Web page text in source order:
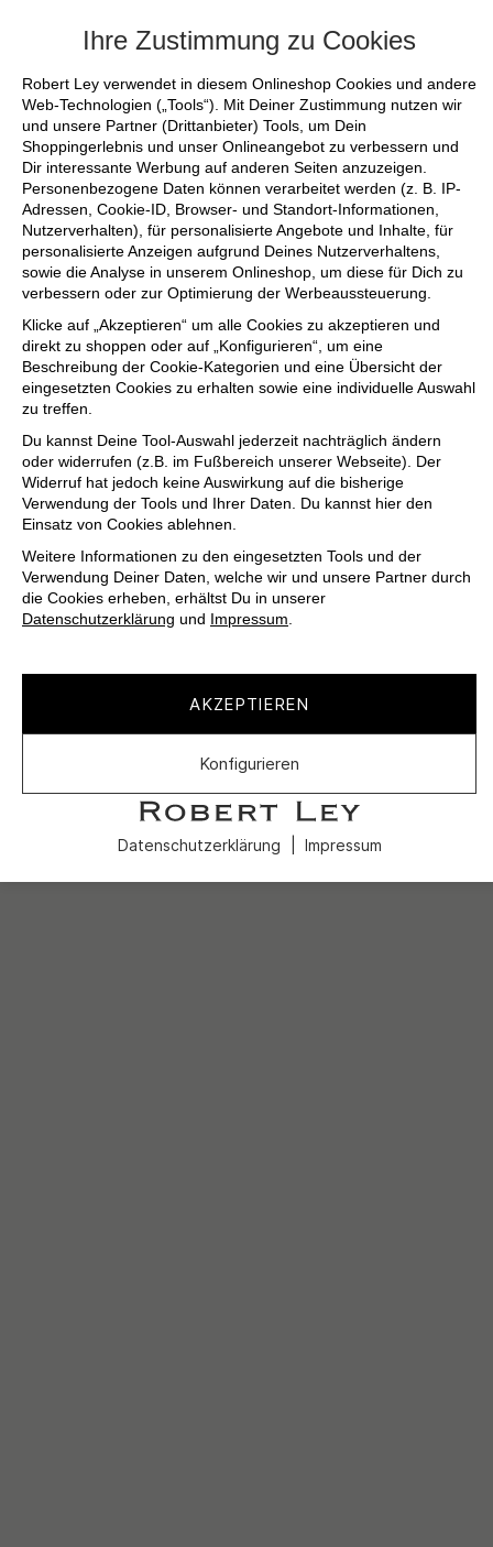
Ihre Zustimmung zu Cookies
Robert Ley verwendet in diesem Onlineshop Cookies und andere
Web-Technologien („Tools“). Mit Deiner Zustimmung nutzen wir
und unsere Partner (Drittanbieter) Tools, um Dein
Shoppingerlebnis und unser Onlineangebot zu verbessern und
Dir interessante Werbung auf anderen Seiten anzuzeigen.
Personenbezogene Daten können verarbeitet werden (z. B. IP-
Adressen, Cookie-ID, Browser- und Standort-Informationen,
Nutzerverhalten), für personalisierte Angebote und Inhalte, für
personalisierte Anzeigen aufgrund Deines Nutzerverhaltens,
sowie die Analyse in unserem Onlineshop, um diese für Dich zu
verbessern oder zur Optimierung der Werbeaussteuerung.
Klicke auf „Akzeptieren“ um alle Cookies zu akzeptieren und
direkt zu shoppen oder auf „Konfigurieren“, um eine
Beschreibung der Cookie-Kategorien und eine Übersicht der
eingesetzten Cookies zu erhalten sowie eine individuelle Auswahl
zu treffen.
Du kannst Deine Tool-Auswahl jederzeit nachträglich ändern
oder widerrufen (z.B. im Fußbereich unserer Webseite). Der
Widerruf hat jedoch keine Auswirkung auf die bisherige
Verwendung der Tools und Ihrer Daten. Du kannst hier den
Einsatz von Cookies ablehnen.
Weitere Informationen zu den eingesetzten Tools und der
Verwendung Deiner Daten, welche wir und unsere Partner durch
die Cookies erheben, erhältst Du in unserer
Datenschutzerklärung und Impressum.
AKZEPTIEREN
Konfigurieren
Datenschutzerklärung Impressum